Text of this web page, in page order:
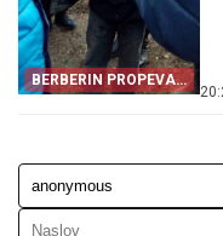
BERBERIN PROPEVAO
NA SASLUŠANJU